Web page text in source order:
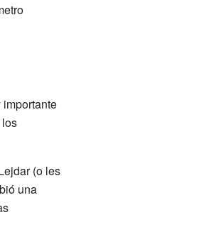
importante
(o les
una